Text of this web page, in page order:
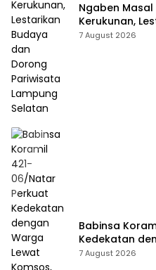
Ngaben
Kerukunan,
Pariwisata
7 August 2026
Babinsa
Kedekatan
Bangun
7 August 2026